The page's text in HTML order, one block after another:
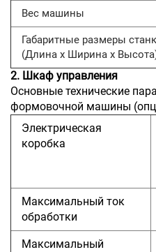
Вес машины
Габаритные размеры
(Длина x Ширина x
2. Шкаф управления
Основные технические
формовочной машины
Электрическая
коробка
Максимальный ток
обработки
Максимальный